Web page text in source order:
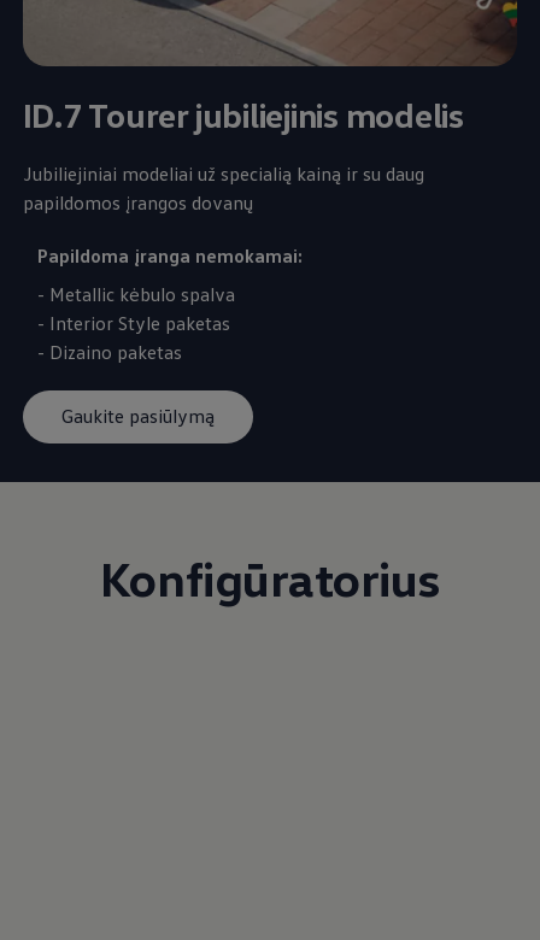
ID.7 Tourer jubiliejinis modelis
Jubiliejiniai modeliai už specialią kainą ir su daug
papildomos įrangos dovanų
Papildoma įranga nemokamai:
- Metallic kėbulo spalva
- Interior Style paketas
- Dizaino paketas
Gaukite pasiūlymą
Konfigūratorius